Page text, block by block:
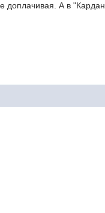
доплачивая. А в